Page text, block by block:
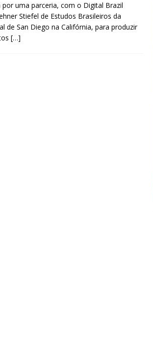
com os Povos das Águas Reúne
da Feira da Praia do Remanso
EVENTOS
uma parceria, com o Digital Brazil
Stiefel de Estudos Brasileiros da
de San Diego na Califórnia, para produzir
[…]